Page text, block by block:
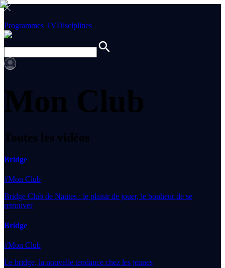
Programmes TVDisciplines
Mon Club
Toutes les vidéos
Bridge
#Mon Club
Bridge Club de Nantes : le plaisir de jouer, le bonheur de se
retrouver
Bridge
#Mon Club
Le bridge, la nouvelle tendance chez les jeunes